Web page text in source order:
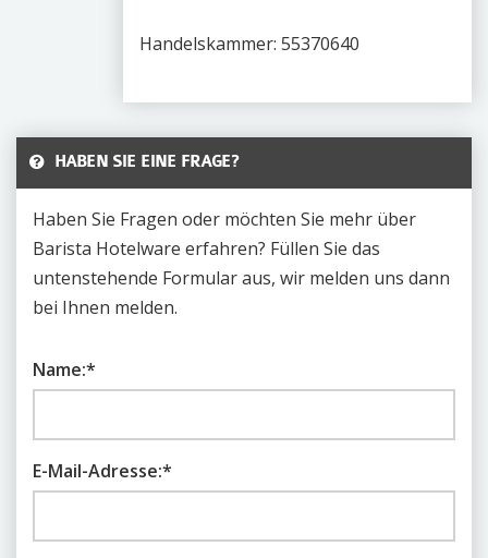
Handelskammer: 55370640
HABEN SIE EINE FRAGE?
Haben Sie Fragen oder möchten Sie mehr über
Barista Hotelware erfahren? Füllen Sie das
untenstehende Formular aus, wir melden uns dann
bei Ihnen melden.
Name:*
E-Mail-Adresse:*